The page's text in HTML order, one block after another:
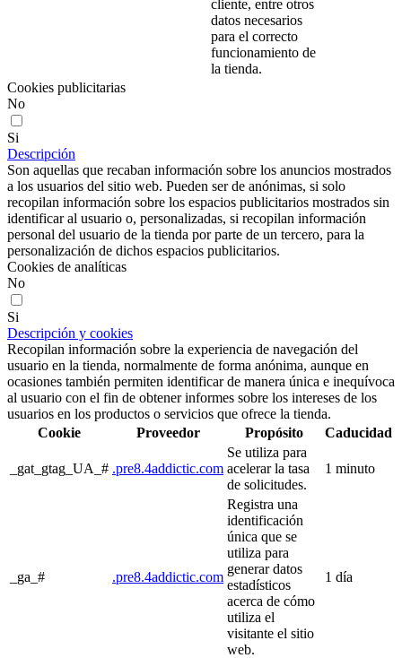
cliente, entre otros
datos necesarios
para el correcto
funcionamiento de
la tienda.
Cookies publicitarias
No
Si
Descripción
Son aquellas que recaban información sobre los anuncios mostrados
a los usuarios del sitio web. Pueden ser de anónimas, si solo
recopilan información sobre los espacios publicitarios mostrados sin
identificar al usuario o, personalizadas, si recopilan información
personal del usuario de la tienda por parte de un tercero, para la
personalización de dichos espacios publicitarios.
Cookies de analíticas
No
Si
Descripción y cookies
Recopilan información sobre la experiencia de navegación del
usuario en la tienda, normalmente de forma anónima, aunque en
ocasiones también permiten identificar de manera única e inequívoca
al usuario con el fin de obtener informes sobre los intereses de los
usuarios en los productos o servicios que ofrece la tienda.
Cookie
Proveedor Propósito Caducidad
_gat_gtag_UA_# .pre8.4addictic.com
Se utiliza para
acelerar la tasa
de solicitudes.
1 minuto
_ga_# .pre8.4addictic.com
Registra una
identificación
única que se
utiliza para
generar datos
estadísticos
acerca de cómo
utiliza el
visitante el sitio
web.
1 día